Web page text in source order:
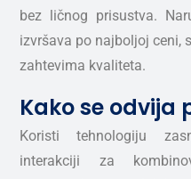
bez ličnog prisustva.
izvršava po najboljoj ceni,
zahtevima kvaliteta.
Kako se odvija
Koristi tehnologiju
interakciji za